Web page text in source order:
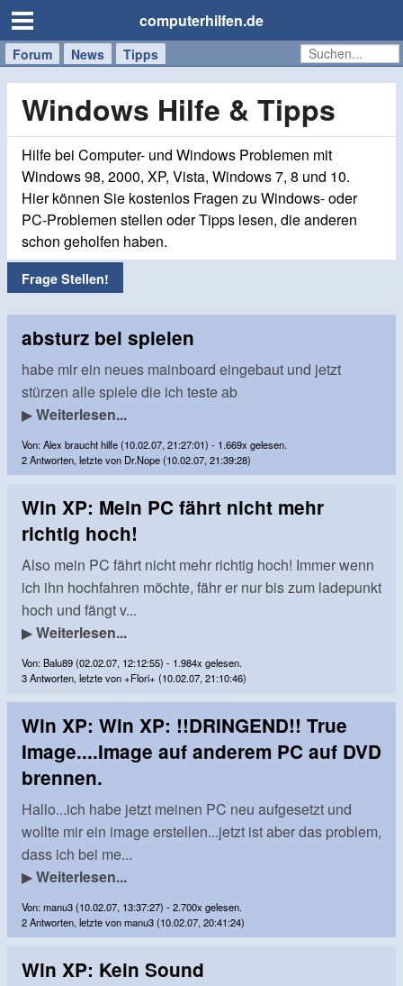
computerhilfen.de
Forum News Tipps
Handy
Windows
Mac
Windows Hilfe & Tipps
Hilfe bei Computer- und Windows Problemen mit
Windows 98, 2000, XP, Vista, Windows 7, 8 und 10.
Hier können Sie kostenlos Fragen zu Windows- oder
PC-Problemen stellen oder Tipps lesen, die anderen
schon geholfen haben.
Frage Stellen!
absturz bei spielen
habe mir ein neues mainboard eingebaut und jetzt
stürzen alle spiele die ich teste ab
▶Weiterlesen...
Von: Alex braucht hilfe (10.02.07, 21:27:01) - 1.669x gelesen.
2 Antworten, letzte von Dr.Nope (10.02.07, 21:39:28)
Win XP: Mein PC fährt nicht mehr
richtig hoch!
Also mein PC fährt nicht mehr richtig hoch! Immer wenn
ich ihn hochfahren möchte, fähr er nur bis zum ladepunkt
hoch und fängt v...
▶Weiterlesen...
Von: Balu89 (02.02.07, 12:12:55) - 1.984x gelesen.
3 Antworten, letzte von +Flori+ (10.02.07, 21:10:46)
Win XP: Win XP: !!DRINGEND!! True
Image....Image auf anderem PC auf DVD
brennen.
Hallo...ich habe jetzt meinen PC neu aufgesetzt und
wollte mir ein image erstellen...jetzt ist aber das problem,
dass ich bei me...
▶Weiterlesen...
Von: manu3 (10.02.07, 13:37:27) - 2.700x gelesen.
2 Antworten, letzte von manu3 (10.02.07, 20:41:24)
Win XP: Kein Sound